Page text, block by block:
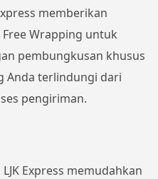
memberikan
Wrapping untuk
pembungkusan khusus
Anda terlindungi dari
pengiriman.
Express memudahkan